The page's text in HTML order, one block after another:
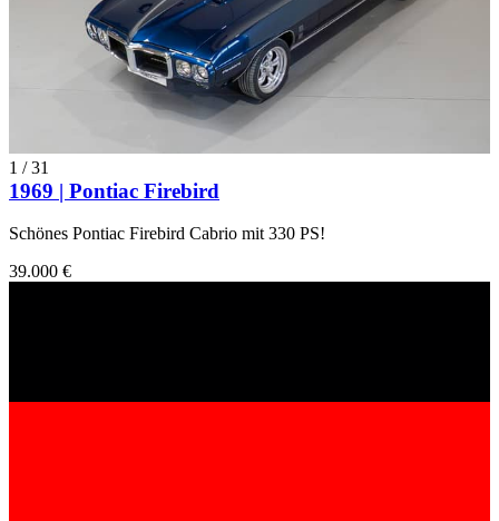
1 /31
1969 | Pontiac Firebird
Schönes Pontiac Firebird Cabrio mit 330 PS!
39.000 €